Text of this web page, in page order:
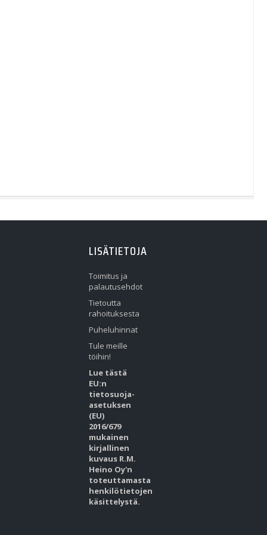
LISÄTIETOJA
Toimitus ja
palautusehdot
Tietoutta
rahoituksesta
Puheluhinnat
Tule meille
töihin!
Lue tästä
EU:n
tietosuoja-
asetuksen
(EU)
2016/679
mukainen
kirjallinen
kuvaus R.M.
Heino Oy'n
toteuttamasta
henkilötietojen
käsittelystä.